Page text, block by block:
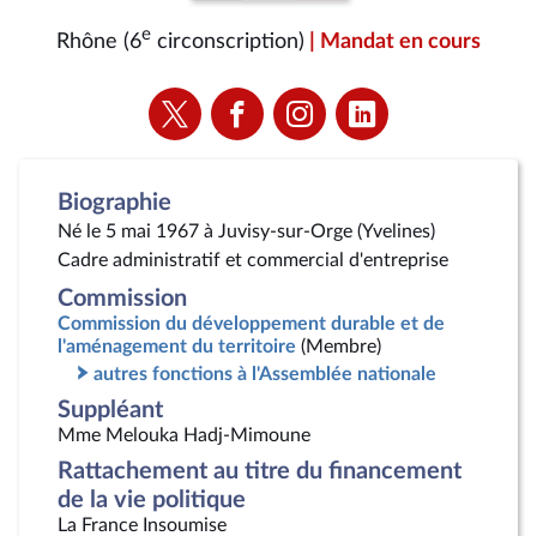
Rhône (6e circonscription) | Mandat en cours
Voir
la
Voir
la
Voir
la
Voir
la
Biographie
Né le 5 mai 1967 à Juvisy-sur-Orge (Yvelines)
Cadre administratif et commercial d'entreprise
Commission
Commission du développement durable et de
l'aménagement du territoire (Membre)
autres fonctions à l'Assemblée nationale
Suppléant
Mme Melouka Hadj-Mimoune
Rattachement au titre du financement
de la vie politique
La France Insoumise